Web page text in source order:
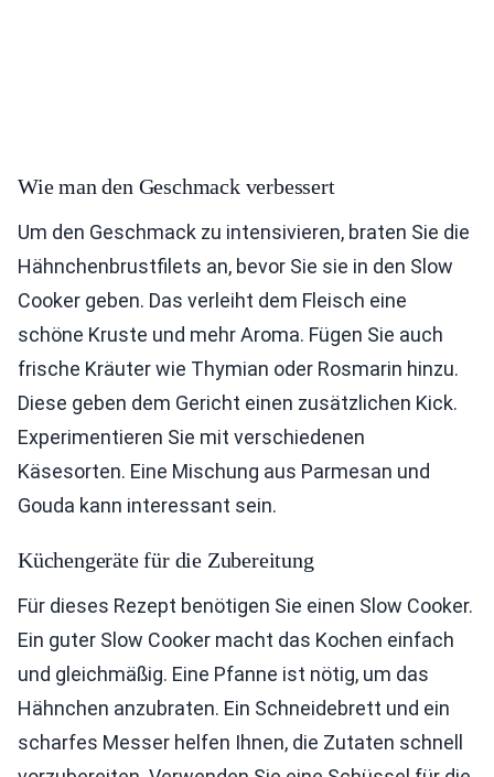
Wie man den Geschmack verbessert
Um den Geschmack zu intensivieren, braten Sie die
Hähnchenbrustfilets an, bevor Sie sie in den Slow
Cooker geben. Das verleiht dem Fleisch eine
schöne Kruste und mehr Aroma. Fügen Sie auch
frische Kräuter wie Thymian oder Rosmarin hinzu.
Diese geben dem Gericht einen zusätzlichen Kick.
Experimentieren Sie mit verschiedenen
Käsesorten. Eine Mischung aus Parmesan und
Gouda kann interessant sein.
Küchengeräte für die Zubereitung
Für dieses Rezept benötigen Sie einen Slow Cooker.
Ein guter Slow Cooker macht das Kochen einfach
und gleichmäßig. Eine Pfanne ist nötig, um das
Hähnchen anzubraten. Ein Schneidebrett und ein
scharfes Messer helfen Ihnen, die Zutaten schnell